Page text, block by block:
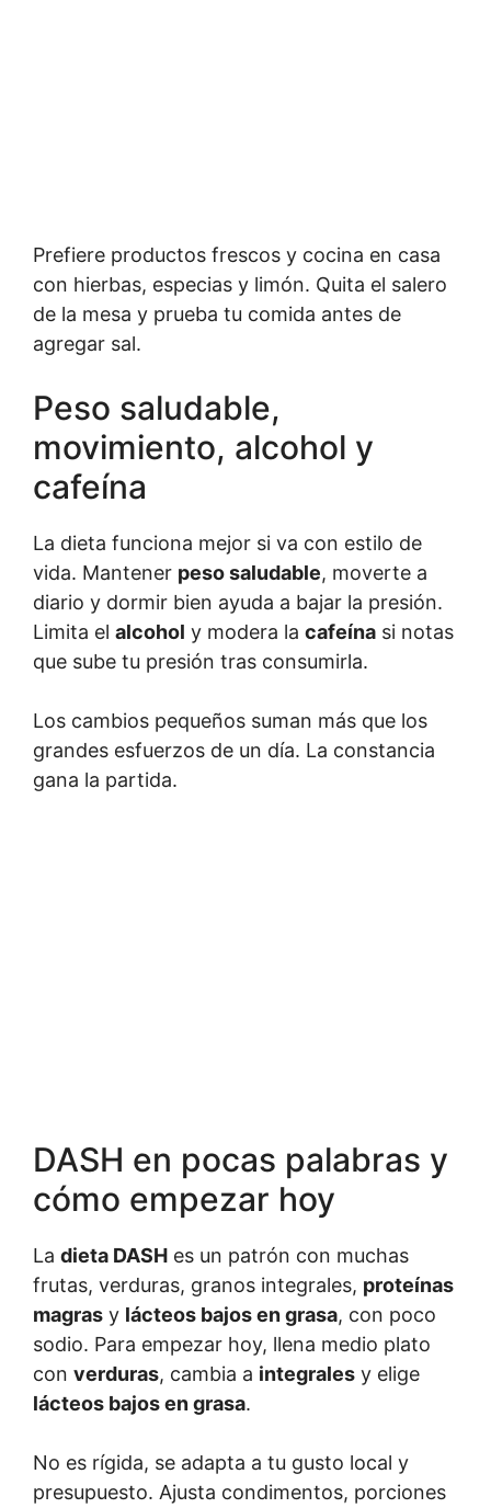
Prefiere productos frescos y cocina en casa
con hierbas, especias y limón. Quita el salero
de la mesa y prueba tu comida antes de
agregar sal.
Peso saludable,
movimiento, alcohol y
cafeína
La dieta funciona mejor si va con estilo de
vida. Mantener peso saludable, moverte a
diario y dormir bien ayuda a bajar la presión.
Limita el alcohol y modera la cafeína si notas
que sube tu presión tras consumirla.
Los cambios pequeños suman más que los
grandes esfuerzos de un día. La constancia
gana la partida.
DASH en pocas palabras y
cómo empezar hoy
La dieta DASH es un patrón con muchas
frutas, verduras, granos integrales, proteínas
magras y lácteos bajos en grasa, con poco
sodio. Para empezar hoy, llena medio plato
con verduras, cambia a integrales y elige
lácteos bajos en grasa.
No es rígida, se adapta a tu gusto local y
presupuesto. Ajusta condimentos, porciones